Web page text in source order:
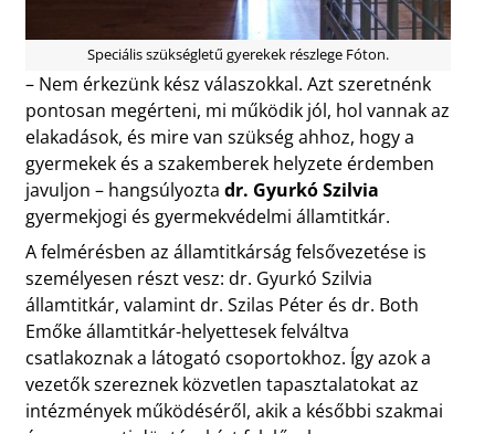
Speciális szükségletű gyerekek részlege Fóton.
– Nem érkezünk kész válaszokkal. Azt szeretnénk
pontosan megérteni, mi működik jól, hol vannak az
elakadások, és mire van szükség ahhoz, hogy a
gyermekek és a szakemberek helyzete érdemben
javuljon – hangsúlyozta dr. Gyurkó Szilvia
gyermekjogi és gyermekvédelmi államtitkár.
A felmérésben az államtitkárság felsővezetése is
személyesen részt vesz: dr. Gyurkó Szilvia
államtitkár, valamint dr. Szilas Péter és dr. Both
Emőke államtitkár-helyettesek felváltva
csatlakoznak a látogató csoportokhoz. Így azok a
vezetők szereznek közvetlen tapasztalatokat az
intézmények működéséről, akik a későbbi szakmai